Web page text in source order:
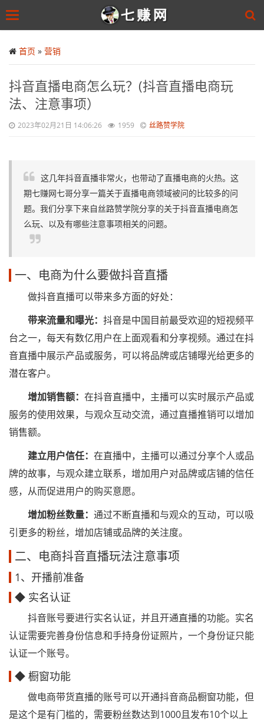
to
main
Toggle
首页 » 营销
抖音直播电商怎么玩？(抖音直播电商玩
法、注意事项）
2023年02月21日 14:06:26 1959 丝路赞学院
这几年抖音直播非常火，也带动了直播电商的火热。这
期七赚网七哥分享一篇关于直播电商领域被问的比较多的问
题。我们分享下来自丝路赞学院分享的关于抖音直播电商怎
么玩、以及有哪些注意事项相关的问题。
一、电商为什么要做抖音直播
做抖音直播可以带来多方面的好处：
带来流量和曝光： 抖音是中国目前最受欢迎的短视频平
台之一，每天有数亿用户在上面观看和分享视频。通过在抖
音直播中展示产品或服务，可以将品牌或店铺曝光给更多的
潜在客户。
增加销售额： 在抖音直播中，主播可以实时展示产品或
服务的使用效果，与观众互动交流，通过直播推销可以增加
销售额。
建立用户信任： 在直播中，主播可以通过分享个人或品
牌的故事，与观众建立联系，增加用户对品牌或店铺的信任
感，从而促进用户的购买意愿。
增加粉丝数量： 通过不断直播和与观众的互动，可以吸
引更多的粉丝，增加店铺或品牌的关注度。
二、电商抖音直播玩法注意事项
1、开播前准备
◆ 实名认证
抖音账号要进行实名认证，并且开通直播的功能。实名
认证需要完善身份信息和手持身份证照片，一个身份证只能
认证一个账号。
◆ 橱窗功能
做电商带货直播的账号可以开通抖音商品橱窗功能，但
是这个是有门槛的，需要粉丝数达到1000且发布10个以上